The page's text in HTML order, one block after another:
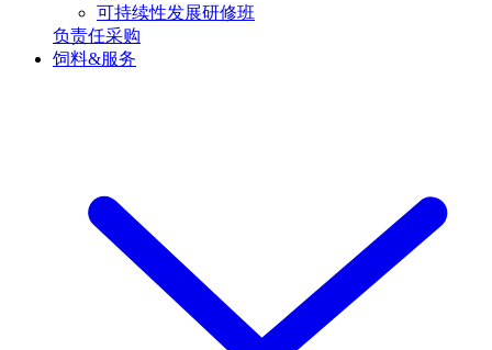
可持续性发展研修班
负责任采购
饲料&服务